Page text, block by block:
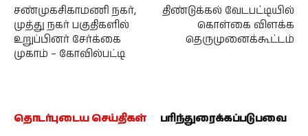
சண்முகசிகாமணி நகர்,
முத்து நகர் பகுதிகளில்
உறுப்பினர் சேர்க்கை
முகாம் – கோவில்பட்டி
திண்டுக்கல் வேடபட்டியில்
கொள்கை விளக்க
தெருமுனைக்கூட்டம்
தொடர்புடைய செய்திகள் பரிந்துரைக்கப்படுபவை